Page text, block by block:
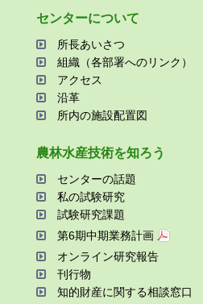
センターについて
所⻑あいさつ
組織（各部署へのリンク）
アクセス
沿⾰
所内の施設配置図
農林⽔産技術を知ろう
センターの話題
私の試験研究
試験研究課題
第6期中期業務計画
オンライン研究報告
刊⾏物
知的財産に関する相談窓⼝